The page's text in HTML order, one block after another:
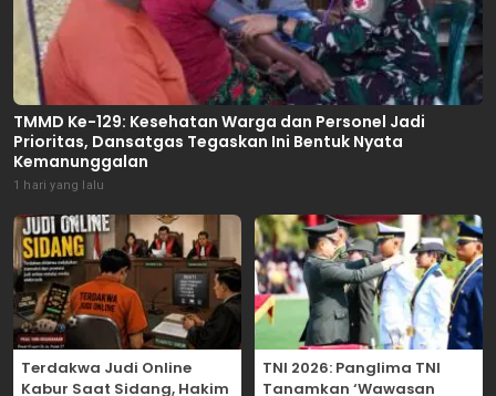
TMMD Ke-129: Kesehatan Warga dan Personel Jadi
Prioritas, Dansatgas Tegaskan Ini Bentuk Nyata
Kemanunggalan
1 hari yang lalu
Terdakwa Judi Online
Kabur Saat Sidang, Hakim
TNI 2026: Panglima TNI
Tanamkan ‘Wawasan